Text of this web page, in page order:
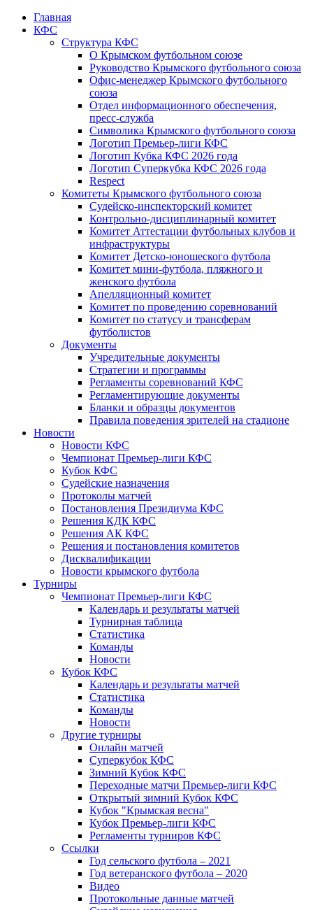
Главная
КФС
Структура КФС
О Крымском футбольном союзе
Руководство Крымского футбольного союза
Офис-менеджер Крымского футбольного
союза
Отдел информационного обеспечения,
пресс-служба
Символика Крымского футбольного союза
Логотип Премьер-лиги КФС
Логотип Кубка КФС 2026 года
Логотип Суперкубка КФС 2026 года
Respect
Комитеты Крымского футбольного союза
Судейско-инспекторский комитет
Контрольно-дисциплинарный комитет
Комитет Аттестации футбольных клубов и
инфраструктуры
Комитет Детско-юношеского футбола
Комитет мини-футбола, пляжного и
женского футбола
Апелляционный комитет
Комитет по проведению соревнований
Комитет по статусу и трансферам
футболистов
Документы
Учредительные документы
Стратегии и программы
Регламенты соревнований КФС
Регламентирующие документы
Бланки и образцы документов
Правила поведения зрителей на стадионе
Новости
Новости КФС
Чемпионат Премьер-лиги КФС
Кубок КФС
Судейские назначения
Протоколы матчей
Постановления Президиума КФС
Решения КДК КФС
Решения АК КФС
Решения и постановления комитетов
Дисквалификации
Новости крымского футбола
Турниры
Чемпионат Премьер-лиги КФС
Календарь и результаты матчей
Турнирная таблица
Статистика
Команды
Новости
Кубок КФС
Календарь и результаты матчей
Статистика
Команды
Новости
Другие турниры
Онлайн матчей
Суперкубок КФС
Зимний Кубок КФС
Переходные матчи Премьер-лиги КФС
Открытый зимний Кубок КФС
Кубок "Крымская весна"
Кубок Премьер-лиги КФС
Регламенты турниров КФС
Ссылки
Год сельского футбола – 2021
Год ветеранского футбола – 2020
Видео
Протокольные данные матчей